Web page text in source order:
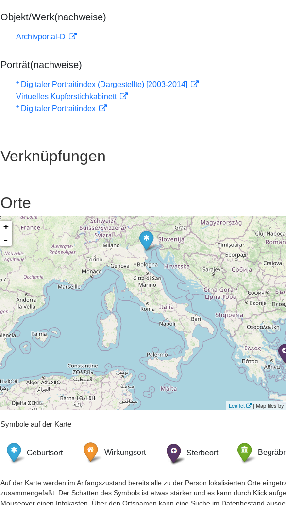
Objekt/Werk(nachweise)
Archivportal-D
Porträt(nachweise)
* Digitaler Portraitindex (Dargestellte) [2003-2014]
Virtuelles Kupferstichkabinett
* Digitaler Portraitindex
Verknüpfungen
Orte
+
-
Leaflet | Map tiles by
Symbole auf der Karte
Geburtsort Wirkungsort Sterbeort
Auf der Karte werden im Anfangszustand bereits alle zu der Person lokalisierten Orte
zusammengefaßt. Der Schatten des Symbols ist etwas stärker und es kann durch Klick
Mouseover einen Infokasten. Über den Ortsnamen kann eine Suche im Datenbestand